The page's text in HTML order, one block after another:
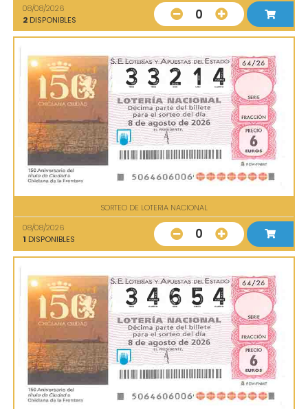
08/08/2026
2 DISPONIBLES 0
SORTEO DE LOTERIA NACIONAL
08/08/2026
1 DISPONIBLES 0